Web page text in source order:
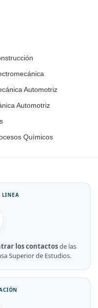
Automotriz
Automotriz
Químicos
LINEA
los contactosde las
Superior de Estudios.